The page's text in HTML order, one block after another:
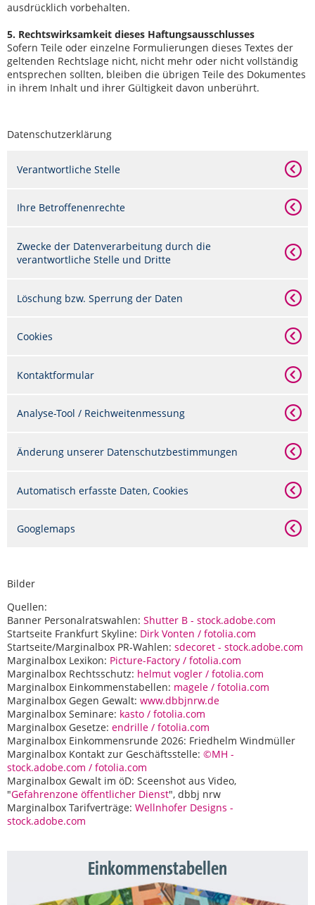
ausdrücklich vorbehalten.
5. Rechtswirksamkeit dieses Haftungsausschlusses
Sofern Teile oder einzelne Formulierungen dieses Textes der
geltenden Rechtslage nicht, nicht mehr oder nicht vollständig
entsprechen sollten, bleiben die übrigen Teile des Dokumentes
in ihrem Inhalt und ihrer Gültigkeit davon unberührt.
Datenschutzerklärung
Verantwortliche Stelle
Ihre Betroffenenrechte
Zwecke der Datenverarbeitung durch die
verantwortliche Stelle und Dritte
Löschung bzw. Sperrung der Daten
Cookies
Kontaktformular
Analyse-Tool / Reichweitenmessung
Änderung unserer Datenschutzbestimmungen
Automatisch erfasste Daten, Cookies
Googlemaps
Bilder
Quellen:
Banner Personalratswahlen: Shutter B - stock.adobe.com
Startseite Frankfurt Skyline: Dirk Vonten / fotolia.com
Startseite/Marginalbox PR-Wahlen: sdecoret - stock.adobe.com
Marginalbox Lexikon: Picture-Factory / fotolia.com
Marginalbox Rechtsschutz: helmut vogler / fotolia.com
Marginalbox Einkommenstabellen: magele / fotolia.com
Marginalbox Gegen Gewalt: www.dbbjnrw.de
Marginalbox Seminare: kasto / fotolia.com
Marginalbox Gesetze: endrille / fotolia.com
Marginalbox Einkommensrunde 2026: Friedhelm Windmüller
Marginalbox Kontakt zur Geschäftsstelle: ©MH -
stock.adobe.com / fotolia.com
Marginalbox Gewalt im öD: Sceenshot aus Video,
"Gefahrenzone öffentlicher Dienst", dbbj nrw
Marginalbox Tarifverträge: Wellnhofer Designs -
stock.adobe.com
Einkommenstabellen